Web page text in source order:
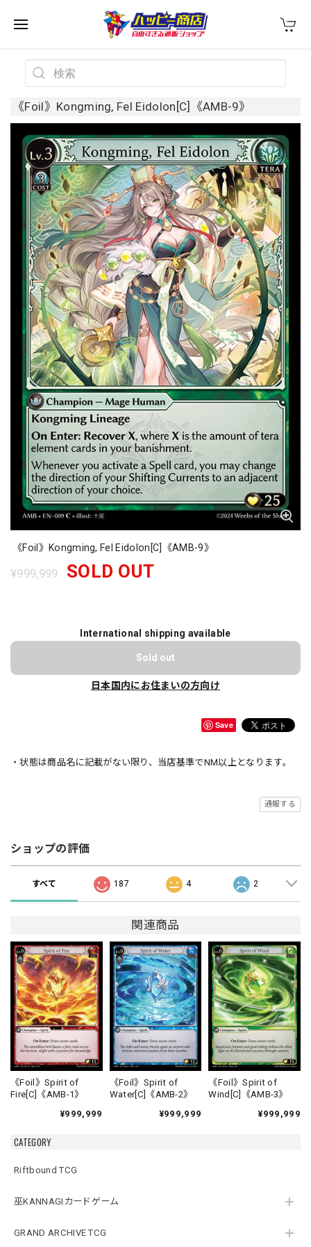
CATEGORY
Riftbound TCG
巫KANNAGIカードゲーム
GRAND ARCHIVE TCG
《Foil》Kongming, Fel Eidolon[C]《AMB-9》
《Foil》Kongming, Fel Eidolon[C]《AMB-9》
¥999,999 SOLD OUT
International shipping available
Sold out
日本国内にお住まいの方向け
Save
・状態は商品名に記載がない限り、当店基準でNM以上となります。
通報する
ショップの評価
すべて 187 4 2
関連商品
《Foil》Spirit of
Fire[C]《AMB-1》
¥999,999
《Foil》Spirit of
Water[C]《AMB-2》
¥999,999
《Foil》Spirit of
Wind[C]《AMB-3》
¥999,999